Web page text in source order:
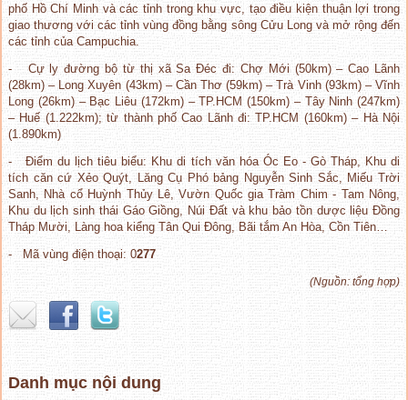
phố Hồ Chí Minh và các tỉnh trong khu vực, tạo điều kiện thuận lợi trong
giao thương với các tỉnh vùng đồng bằng sông Cửu Long và mở rộng đến
các tỉnh của Campuchia.
- Cự ly đường bộ từ thị xã Sa Đéc đi: Chợ Mới (50km) – Cao Lãnh
(28km) – Long Xuyên (43km) – Cần Thơ (59km) – Trà Vinh (93km) – Vĩnh
Long (26km) – Bạc Liêu (172km) – TP.HCM (150km) – Tây Ninh (247km)
– Huế (1.222km); từ thành phố Cao Lãnh đi: TP.HCM (160km) – Hà Nội
(1.890km)
- Điểm du lịch tiêu biểu: Khu di tích văn hóa Óc Eo - Gò Tháp, Khu di
tích căn cứ Xẻo Quýt, Lăng Cụ Phó bảng Nguyễn Sinh Sắc, Miếu Trời
Sanh, Nhà cổ Huỳnh Thủy Lê, Vườn Quốc gia Tràm Chim - Tam Nông,
Khu du lịch sinh thái Gáo Giồng, Núi Đất và khu bảo tồn dược liệu Đồng
Tháp Mười, Làng hoa kiểng Tân Qui Đông, Bãi tắm An Hòa, Cồn Tiên…
- Mã vùng điện thoại: 0277
(Nguồn: tổng hợp)
Danh mục nội dung